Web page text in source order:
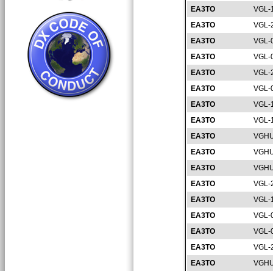
EA3TO
VGL-
EA3TO
VGL-
EA3TO
VGL-
EA3TO
VGL-
EA3TO
VGL-
EA3TO
VGL-
EA3TO
VGL-
EA3TO
VGL-
EA3TO
EA3TO
EA3TO
EA3TO
VGL-
EA3TO
VGL-
EA3TO
VGL-
EA3TO
VGL-
EA3TO
VGL-
EA3TO